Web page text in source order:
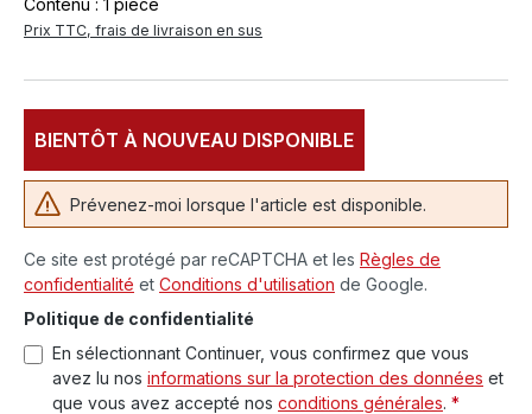
Contenu : 1 pièce
Prix TTC, frais de livraison en sus
BIENTÔT À NOUVEAU DISPONIBLE
Prévenez-moi lorsque l'article est disponible.
Ce site est protégé par reCAPTCHA et les Règles de
confidentialité et Conditions d'utilisation de Google.
Politique de confidentialité
En sélectionnant Continuer, vous confirmez que vous
avez lu nos informations sur la protection des données et
que vous avez accepté nos conditions générales. *